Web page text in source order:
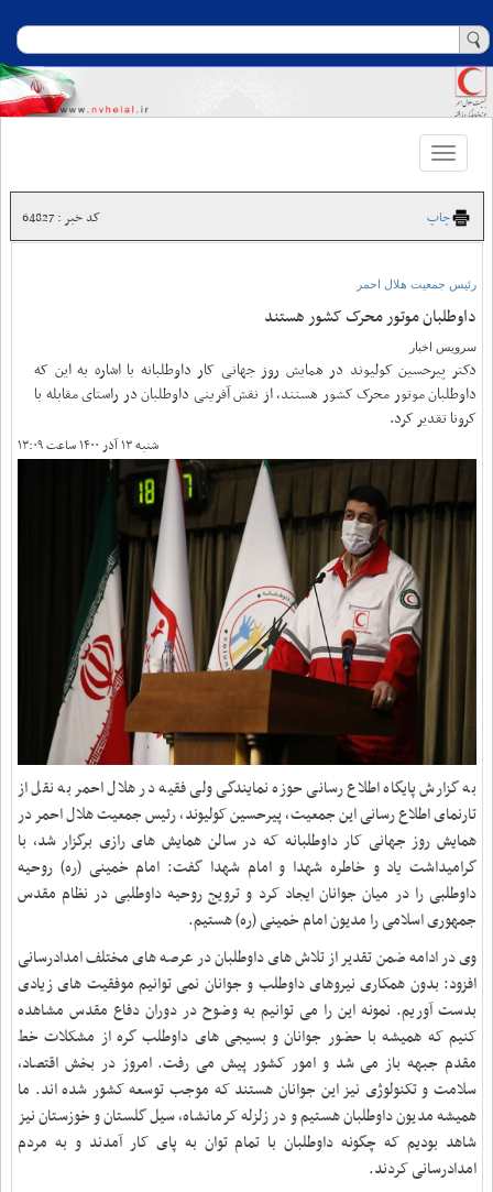
Toggle
navigation
چاپ کد خبر : 64827
رئیس جمعیت هلال احمر
داوطلبان موتور محرک کشور هستند
سرویس اخبار
دکتر پیرحسین کولیوند در همایش روز جهانی کار داوطلبانه با اشاره به این که
داوطلبان موتور محرک کشور هستند، از نقش آفرینی داوطلبان در راستای مقابله با
کرونا تقدیر کرد.
شنبه ۱۳ آذر ۱۴۰۰ ساعت ۱۳:۰۹
به گزارش پایگاه اطلاع رسانی حوزه نمایندگی ولی فقیه در هلال احمر به نقل از
تارنمای اطلاع رسانی این جمعیت، پیرحسین کولیوند، رئیس جمعیت هلال احمر در
همایش روز جهانی کار داوطلبانه که در سالن همایش های رازی برگزار شد، با
گرامیداشت یاد و خاطره شهدا و امام شهدا گفت: امام خمینی (ره) روحیه
داوطلبی را در میان جوانان ایجاد کرد و ترویج روحیه داوطلبی در نظام مقدس
جمهوری اسلامی را مدیون امام خمینی (ره) هستیم.
وی در ادامه ضمن تقدیر از تلاش های داوطلبان در عرصه های مختلف امدادرسانی
افزود: بدون همکاری نیروهای داوطلب و جوانان نمی توانیم موفقیت های زیادی
بدست آوریم. نمونه این را می توانیم به وضوح در دوران دفاع مقدس مشاهده
کنیم که همیشه با حضور جوانان و بسیجی های داوطلب گره از مشکلات خط
مقدم جبهه باز می شد و امور کشور پیش می رفت. امروز در بخش اقتصاد،
سلامت و تکنولوژی نیز این جوانان هستند که موجب توسعه کشور شده اند. ما
همیشه مدیون داوطلبان هستیم و در زلزله کرمانشاه، سیل گلستان و خوزستان نیز
شاهد بودیم که چگونه داوطلبان با تمام توان به پای کار آمدند و به مردم
امدادرسانی کردند.